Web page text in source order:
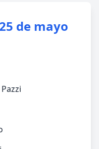
de mayo